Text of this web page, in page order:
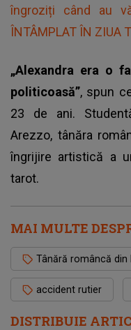
DISTRIBUIE
îngroziți când au
ÎNTÂMPLAT ÎN ZIUA
„Alexandra era o
politicoasă”, spun
23 de ani.
Arezzo, tânăra
îngrijire artistică a
tarot.
MAI MULTE
Tânără româncă din
accident rutier